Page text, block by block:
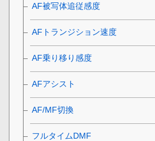
AF被写体追従感度
AFトランジション速度
AF乗り移り感度
AFアシスト
AF/MF切換
フルタイムDMF